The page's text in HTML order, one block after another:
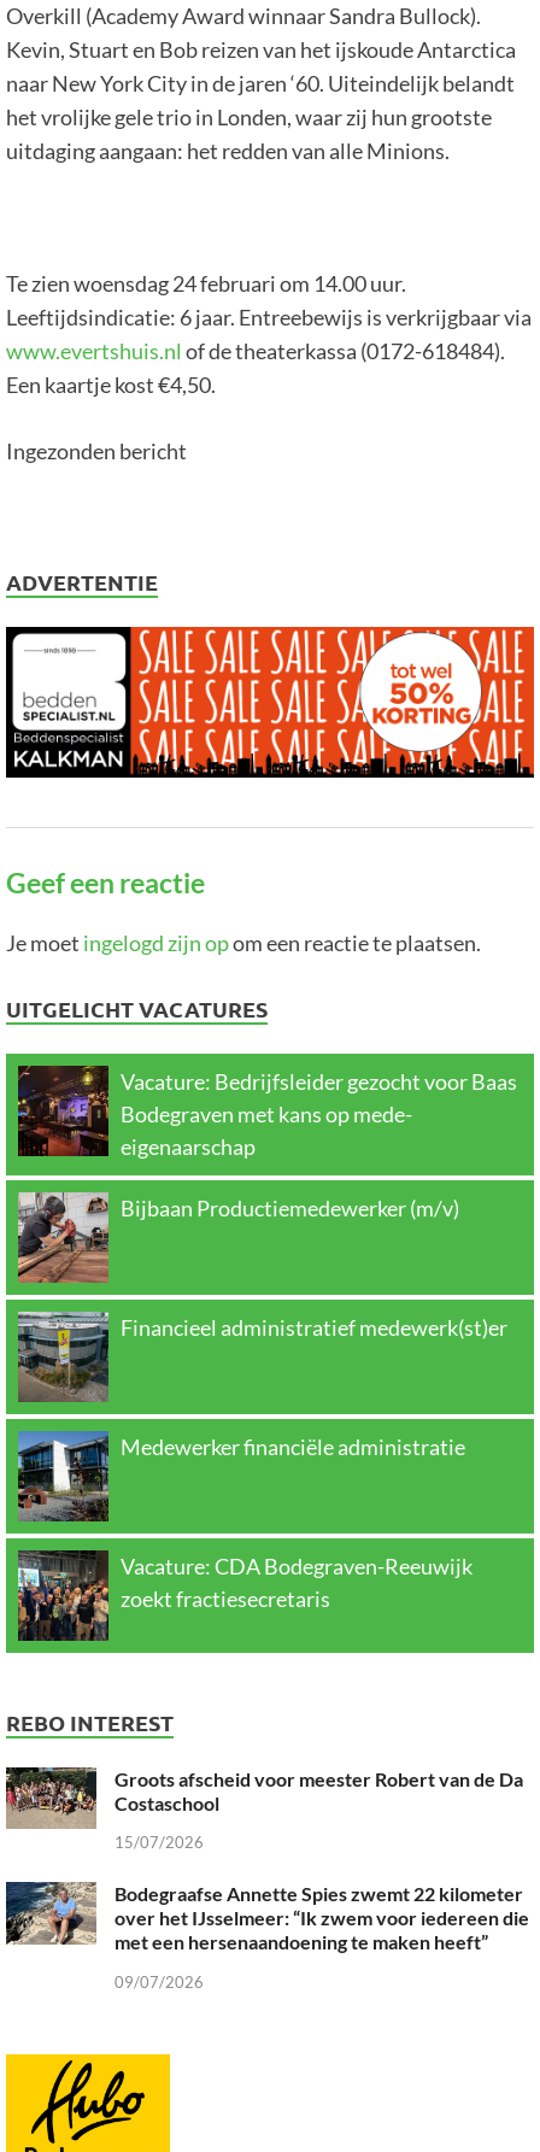
Overkill (Academy Award winnaar Sandra Bullock).
Kevin, Stuart en Bob reizen van het ijskoude Antarctica
naar New York City in de jaren ‘60. Uiteindelijk belandt
het vrolijke gele trio in Londen, waar zij hun grootste
uitdaging aangaan: het redden van alle Minions.
Te zien woensdag 24 februari om 14.00 uur.
Leeftijdsindicatie: 6 jaar. Entreebewijs is verkrijgbaar via
www.evertshuis.nl of de theaterkassa (0172-618484).
Een kaartje kost €4,50.
Ingezonden bericht
ADVERTENTIE
Geef een reactie
Je moet ingelogd zijn opom een reactie te plaatsen.
UITGELICHT VACATURES
Vacature: Bedrijfsleider gezocht voor Baas
Bodegraven met kans op mede-
eigenaarschap
Bijbaan Productiemedewerker (m/v)
Financieel administratief medewerk(st)er
Medewerker financiële administratie
Vacature: CDA Bodegraven-Reeuwijk
zoekt fractiesecretaris
REBO INTEREST
Groots afscheid voor meester Robert van de Da
Costaschool
15/07/2026
Bodegraafse Annette Spies zwemt 22 kilometer
over het IJsselmeer: “Ik zwem voor iedereen die
met een hersenaandoening te maken heeft”
09/07/2026